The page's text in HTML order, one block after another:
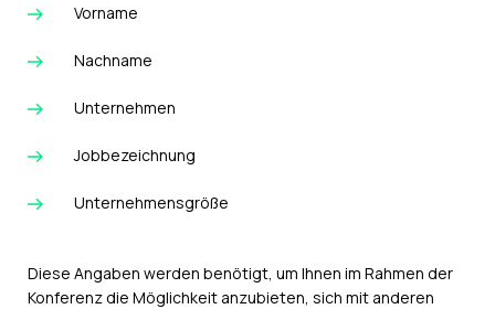
Vorname
Nachname
Unternehmen
Jobbezeichnung
Unternehmensgröße
Diese Angaben werden benötigt, um Ihnen im Rahmen der
Konferenz die Möglichkeit anzubieten, sich mit anderen